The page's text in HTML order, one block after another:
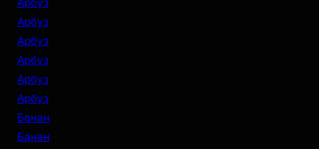
Арбуз
Арбуз
Арбуз
Арбуз
Арбуз
Арбуз
Банан
Банан